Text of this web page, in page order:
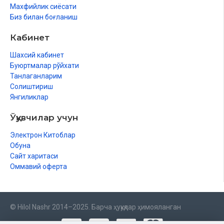
Махфийлик сиёсати
Биз билан боғланиш
Кабинет
Шахсий кабинет
Буюртмалар рўйхати
Танлаганларим
Солиштириш
Янгиликлар
Ўқувчилар учун
Электрон Китоблар
Обуна
Сайт харитаси
Оммавий оферта
© Hilol Nashr 2014–2025. Барча ҳуқуқлар ҳимояланган